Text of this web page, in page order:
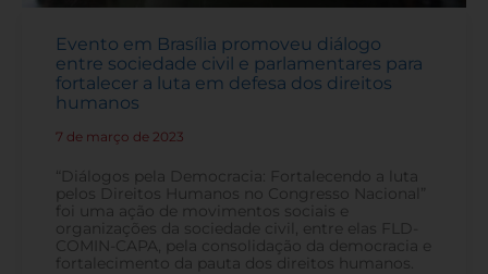
Evento em Brasília promoveu diálogo
entre sociedade civil e parlamentares para
fortalecer a luta em defesa dos direitos
humanos
7 de março de 2023
“Diálogos pela Democracia: Fortalecendo a luta
pelos Direitos Humanos no Congresso Nacional”
foi uma ação de movimentos sociais e
organizações da sociedade civil, entre elas FLD-
COMIN-CAPA, pela consolidação da democracia e
fortalecimento da pauta dos direitos humanos.